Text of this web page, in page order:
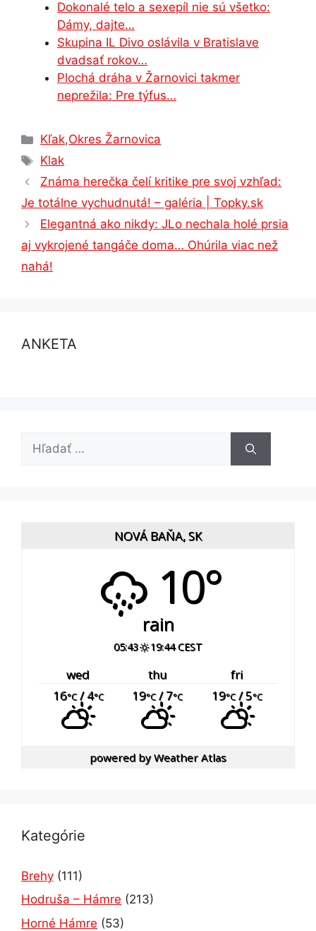
Dokonalé telo a sexepíl nie sú všetko:
Dámy, dajte…
Skupina IL Divo oslávila v Bratislave
dvadsať rokov…
Plochá dráha v Žarnovici takmer
neprežila: Pre týfus…
Kategórie
Kľak,Okres Žarnovica
Značky
Klak
Známa herečka čelí kritike pre svoj vzhľad:
Je totálne vychudnutá! – galéria | Topky.sk
Elegantná ako nikdy: JLo nechala holé prsia
aj vykrojené tangáče doma… Ohúrila viac než
nahá!
ANKETA
Hľadať:
NOVÁ BAŇA, SK
10°
rain
05:43 19:44 CEST
wed thu
fri
16°C/ 4°C 19°C/ 7°C 19°C/ 5°C
powered byWeather Atlas
Kategórie
Brehy (111)
Hodruša – Hámre (213)
Horné Hámre (53)